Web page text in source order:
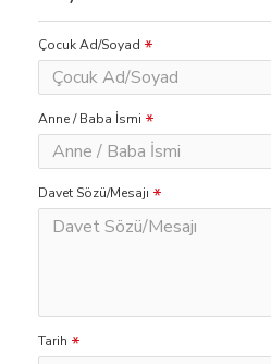
Çocuk Ad/Soyad
Anne / Baba İsmi
Davet Sözü/Mesajı
Tarih